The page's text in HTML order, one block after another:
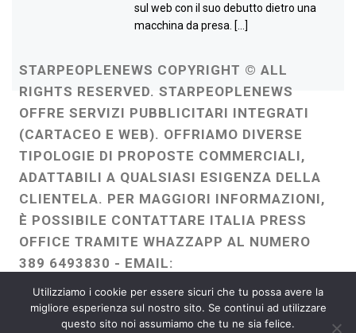
sul web con il suo debutto dietro una
macchina da presa. […]
STARPEOPLENEWS COPYRIGHT © ALL
RIGHTS RESERVED. STARPEOPLENEWS
OFFRE SERVIZI PUBBLICITARI INTEGRATI
(CARTACEO E WEB). OFFRIAMO DIVERSE
TIPOLOGIE DI PROPOSTE COMMERCIALI,
ADATTABILI A QUALSIASI ESIGENZA DELLA
CLIENTELA. PER MAGGIORI INFORMAZIONI,
È POSSIBILE CONTATTARE ITALIA PRESS
OFFICE TRAMITE WHAZZAPP AL NUMERO
389 6493830 - EMAIL:
ITALIAPRESSOFFICE@GMAIL.COM
WEBMASTER :FRANCESCO GENTILE
FREELANCE
Utilizziamo i cookie per essere sicuri che tu possa avere la
migliore esperienza sul nostro sito. Se continui ad utilizzare
questo sito noi assumiamo che tu ne sia felice.